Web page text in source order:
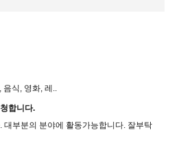
음식, 영화, 레..
합니다.
대부분의 분야에 활동가능합니다. 잘부탁